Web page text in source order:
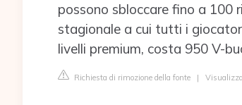
possono sbloccare fino a 100
stagionale a cui tutti i
livelli premium, costa 950 V-
Richiesta di rimozione della fonte |